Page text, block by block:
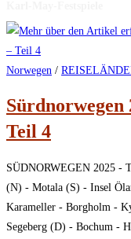
Norwegen /
Sürdnorwegen
Teil 4
SÜDNORWEGEN 2025 -
(N) - Motala (S) - Insel
Karameller - Borgholm -
Segeberg (D) - Bochum -